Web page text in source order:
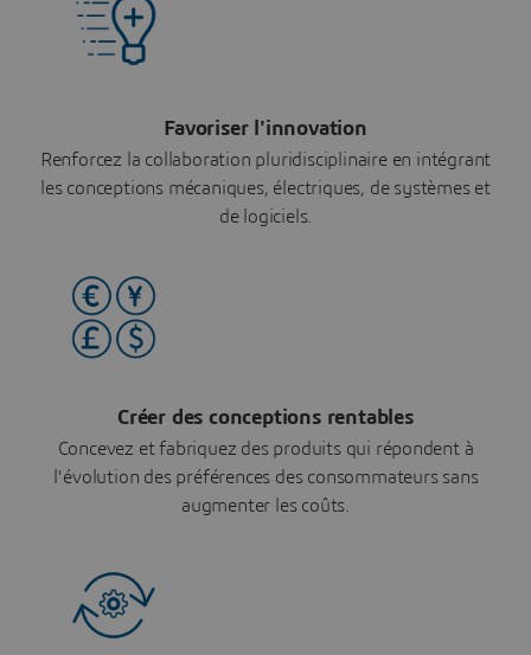
Favoriser l'innovation
Renforcez la collaboration pluridisciplinaire en intégrant
les conceptions mécaniques, électriques, de systèmes et
de logiciels.
Créer des conceptions rentables
Concevez et fabriquez des produits qui répondent à
l'évolution des préférences des consommateurs sans
augmenter les coûts.